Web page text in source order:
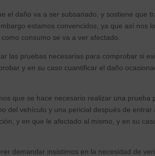
el daño va a ser subsanado, y sostiene que
estamos convencidos, ya que así nos
consumo se va a ver afectado.
las pruebas necesarias para comprobar si
y en su caso cuantificar el daño
que se hace necesario realizar una prueba
del vehículo y una pericial después de entrar
y en que le afectado al mismo, y en su
demandar insistimos en la necesidad de